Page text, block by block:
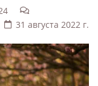
31 августа 2022 г.